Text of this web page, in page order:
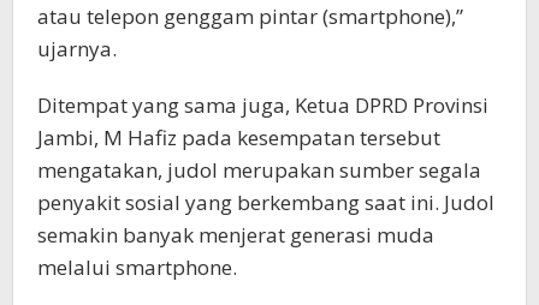
atau telepon genggam pintar (smartphone),”
ujarnya.
Ditempat yang sama juga, Ketua DPRD Provinsi
Jambi, M Hafiz pada kesempatan tersebut
mengatakan, judol merupakan sumber segala
penyakit sosial yang berkembang saat ini. Judol
semakin banyak menjerat generasi muda
melalui smartphone.